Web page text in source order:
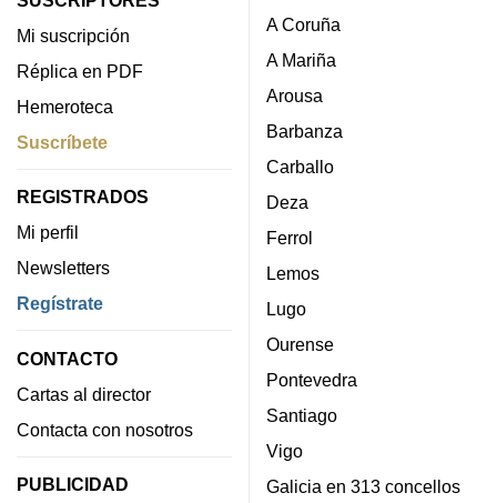
Mi suscripción
Réplica en PDF
Hemeroteca
Suscríbete
REGISTRADOS
Mi perfil
Newsletters
Regístrate
CONTACTO
Cartas al director
Contacta con nosotros
PUBLICIDAD
A Coruña
A Mariña
Arousa
Barbanza
Carballo
Deza
Ferrol
Lemos
Lugo
Ourense
Pontevedra
Santiago
Vigo
Galicia en 313 concellos